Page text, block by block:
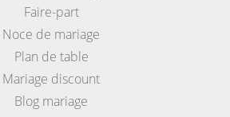
Faire-part
Noce de mariage
Plan de table
Mariage discount
Blog mariage